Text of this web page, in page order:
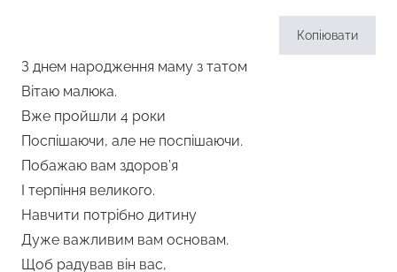
Копіювати
З днем народження маму з татом
Вітаю малюка.
Вже пройшли 4 роки
Поспішаючи, але не поспішаючи.
Побажаю вам здоров’я
І терпіння великого.
Навчити потрібно дитину
Дуже важливим вам основам.
Щоб радував він вас,